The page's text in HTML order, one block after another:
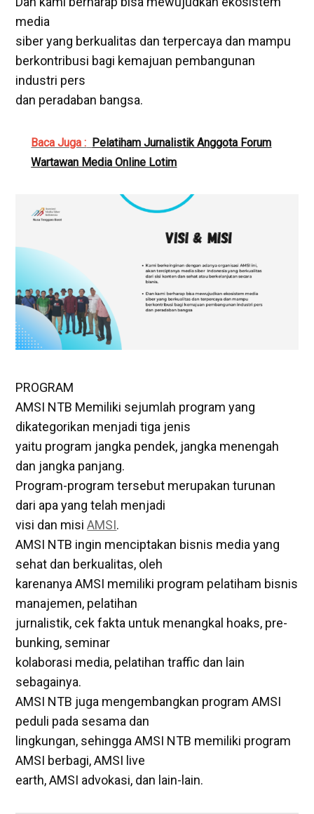
media
siber yang berkualitas dan terpercaya dan mampu
berkontribusi bagi kemajuan pembangunan
industri pers
dan peradaban bangsa.
Baca Juga : Pelatiham Jurnalistik Anggota Forum
Wartawan Media Online Lotim
PROGRAM
AMSI NTB Memiliki sejumlah program yang
dikategorikan menjadi tiga jenis
yaitu program jangka pendek, jangka menengah
dan jangka panjang.
Program-program tersebut merupakan turunan
dari apa yang telah menjadi
visi dan misiAMSI.
AMSI NTB ingin menciptakan bisnis media yang
sehat dan berkualitas, oleh
karenanya AMSI memiliki program pelatiham bisnis
manajemen, pelatihan
jurnalistik, cek fakta untuk menangkal hoaks, pre-
bunking, seminar
kolaborasi media, pelatihan traffic dan lain
sebagainya.
AMSI NTB juga mengembangkan program AMSI
peduli pada sesama dan
lingkungan, sehingga AMSI NTB memiliki program
AMSI berbagi, AMSI live
earth, AMSI advokasi, dan lain-lain.